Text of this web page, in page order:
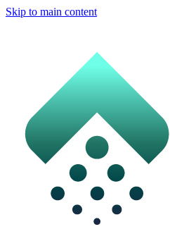
Skip to main content